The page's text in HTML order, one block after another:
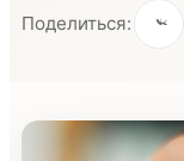
Поделиться: